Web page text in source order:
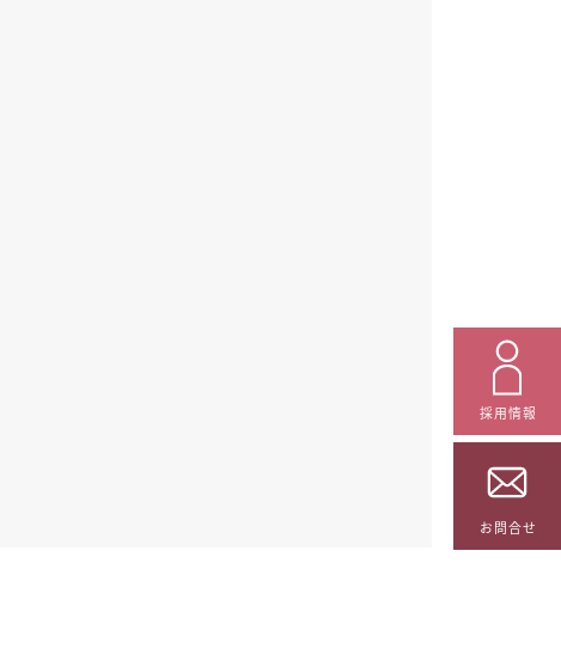
採用情報
お問合せ